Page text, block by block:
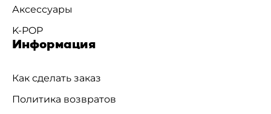
Аксессуары
K-POP
Информация
Как сделать заказ
Политика возвратов